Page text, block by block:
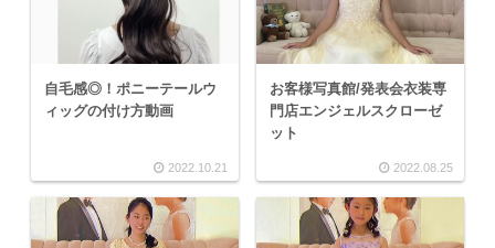
自毛感◎！ポニーテールウ
ィッグの付け方動画
2022.10.21
お客様写真館/発表会衣装専
門店エンジェルスクローゼ
ット
2022.08.25